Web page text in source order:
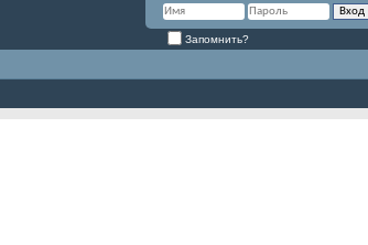
Запомнить?